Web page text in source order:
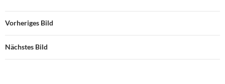
Vorheriges Bild
Nächstes Bild